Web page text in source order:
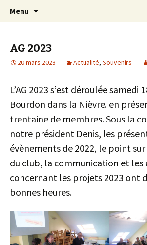
Laverda Club de
Pour que vive une passion
Menu
AG 2023
20 mars 2023 Actualité, Souvenirs
L’AG 2023 s’est déroulée samedi
Bourdon dans la Nièvre. en
trentaine de membres. Sous la
notre président Denis, les
évènements de 2022, le point
du club, la communication et les
concernant les projets 2023 ont
bonnes heures.